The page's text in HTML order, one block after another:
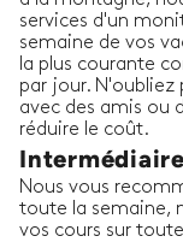
services d'un
semaine de vos
la plus courante
par jour. N'oubliez
avec des amis ou
réduire le coût.
Nous vous
toute la semaine,
vos cours sur